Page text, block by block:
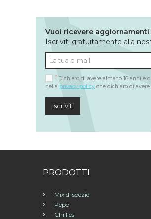
Vuoi ricevere
Iscriviti gratuitamente alla
* Dichiaro di avere almeno 16 anni e
nella privacy policy che dichiaro di avere
Iscriviti
PRODOTTI
Mix di spezie
Pepe
Chillies